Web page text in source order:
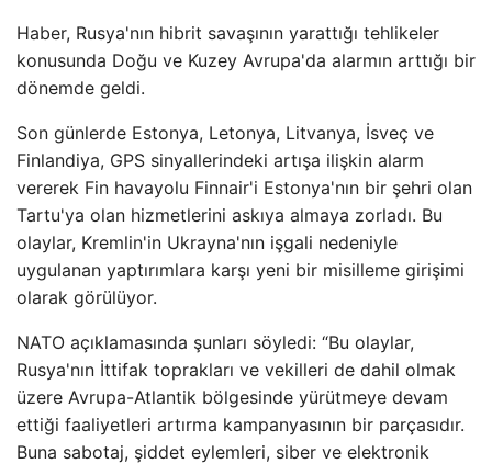
Haber, Rusya'nın hibrit savaşının yarattığı tehlikeler
konusunda Doğu ve Kuzey Avrupa'da alarmın arttığı bir
dönemde geldi.
Son günlerde Estonya, Letonya, Litvanya, İsveç ve
Finlandiya, GPS sinyallerindeki artışa ilişkin alarm
vererek Fin havayolu Finnair'i Estonya'nın bir şehri olan
Tartu'ya olan hizmetlerini askıya almaya zorladı. Bu
olaylar, Kremlin'in Ukrayna'nın işgali nedeniyle
uygulanan yaptırımlara karşı yeni bir misilleme girişimi
olarak görülüyor.
NATO açıklamasında şunları söyledi: “Bu olaylar,
Rusya'nın İttifak toprakları ve vekilleri de dahil olmak
üzere Avrupa-Atlantik bölgesinde yürütmeye devam
ettiği faaliyetleri artırma kampanyasının bir parçasıdır.
Buna sabotaj, şiddet eylemleri, siber ve elektronik